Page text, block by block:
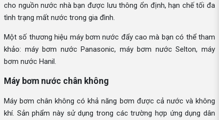
cho nguồn nước nhà bạn được lưu thông ổn định, hạn chế tối đa
tình trạng mất nước trong gia đình.
Một số thương hiệu máy bơm nước đẩy cao mà bạn có thể tham
khảo: máy bơm nước Panasonic, máy bơm nước Selton, máy
bơm nước Hanil.
Máy bơm nước chân không
Máy bơm chân không có khả năng bơm được cả nước và không
khí. Sản phẩm này sử dụng trong các trường hợp ứng dụng dân